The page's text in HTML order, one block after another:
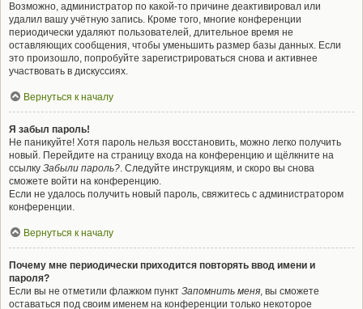
Возможно, администратор по какой-то причине деактивировал или
удалил вашу учётную запись. Кроме того, многие конференции
периодически удаляют пользователей, длительное время не
оставляющих сообщения, чтобы уменьшить размер базы данных. Если
это произошло, попробуйте зарегистрироваться снова и активнее
участвовать в дискуссиях.
Вернуться к началу
Я забыл пароль!
Не паникуйте! Хотя пароль нельзя восстановить, можно легко получить
новый. Перейдите на страницу входа на конференцию и щёлкните на
ссылку Забыли пароль?. Следуйте инструкциям, и скоро вы снова
сможете войти на конференцию.
Если не удалось получить новый пароль, свяжитесь с администратором
конференции.
Вернуться к началу
Почему мне периодически приходится повторять ввод имени и
пароля?
Если вы не отметили флажком пункт Запомнить меня, вы сможете
оставаться под своим именем на конференции только некоторое